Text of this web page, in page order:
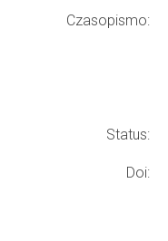
Czasopismo:
Status:
Doi: